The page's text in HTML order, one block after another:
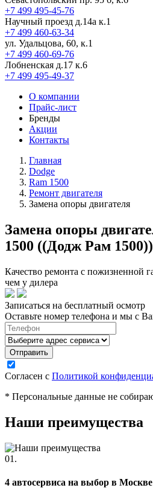
+7 499 495-45-76
Научный проезд д.14а к.1
+7 499 460-63-34
ул. Удальцова, 60, к.1
+7 499 460-69-76
Лобненская д.17 к.6
+7 499 495-49-37
О компании
Прайс-лист
Бренды
Акции
Контакты
Главная
Dodge
Ram 1500
Ремонт двигателя
Замена опоры двигателя
Замена опоры
1500 ((Додж Рам
Качество ремонта с пожизненной
чем у дилера
Записаться на бесплатный осмотр
Оставьте номер телефона и мы с
Согласен с Политикой
* Персональные данные не
Наши преимущества
01.
4 автосервиса на выбор в Москве